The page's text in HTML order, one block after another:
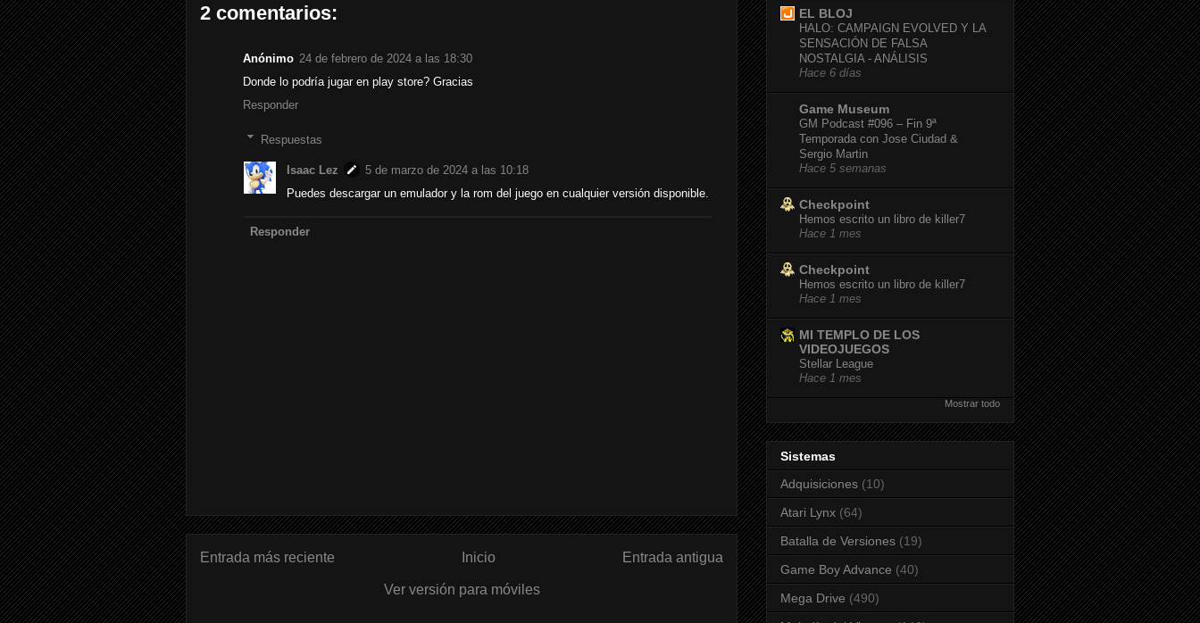
2 comentarios:
Anónimo 24 de febrero de 2024 a las 18:30
Donde lo podría jugar en play store? Gracias
Responder
Respuestas
Isaac Lez
5 de marzo de 2024 a las 10:18
Puedes descargar un emulador y la rom del juego en cualquier versión disponible.
Responder
Entrada más reciente Entrada antigua
Inicio
Ver versión para móviles
EL BLOJ
HALO: CAMPAIGN EVOLVED Y LA
SENSACIÓN DE FALSA
NOSTALGIA - ANÁLISIS
Hace 6 días
Game Museum
GM Podcast #096 – Fin 9ª
Temporada con Jose Ciudad &
Sergio Martin
Hace 5 semanas
Checkpoint
Hemos escrito un libro de killer7
Hace 1 mes
Checkpoint
Hemos escrito un libro de killer7
Hace 1 mes
MI TEMPLO DE LOS
VIDEOJUEGOS
Stellar League
Hace 1 mes
Mostrar todo
Sistemas
Adquisiciones (10)
Atari Lynx (64)
Batalla de Versiones (19)
Game Boy Advance (40)
Mega Drive (490)